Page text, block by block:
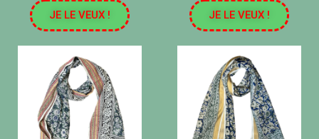
JE LE VEUX ! JE LE VEUX !